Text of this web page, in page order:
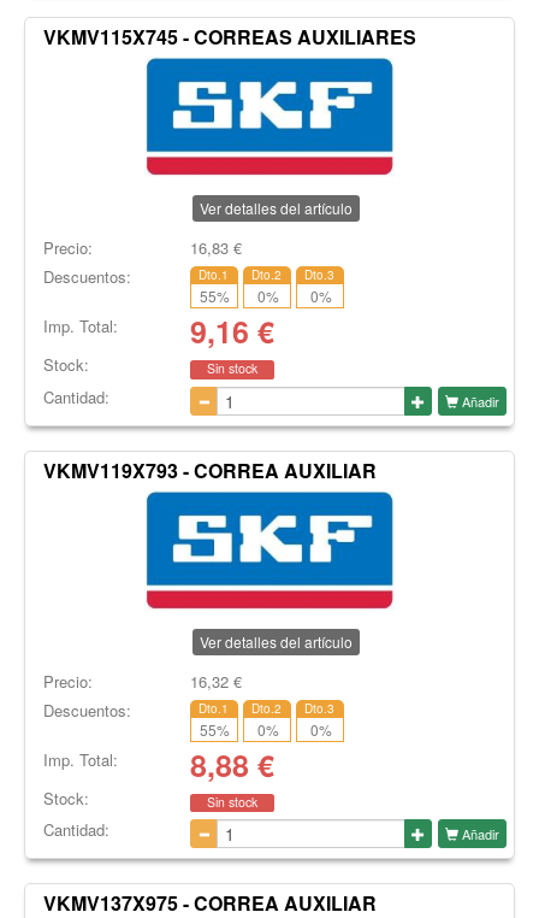
VKMV115X745 - CORREAS AUXILIARES
Ver detalles del artículo
Precio: 16,83€
Descuentos:
Dto.1
55%
Dto.2
0%
Dto.3
0%
Imp. Total: 9,16 €
Stock: Sin stock
Cantidad: Añadir
VKMV119X793 - CORREA AUXILIAR
Ver detalles del artículo
Precio: 16,32€
Descuentos:
Dto.1
55%
Dto.2
0%
Dto.3
0%
Imp. Total: 8,88 €
Stock: Sin stock
Cantidad: Añadir
VKMV137X975 - CORREA AUXILIAR